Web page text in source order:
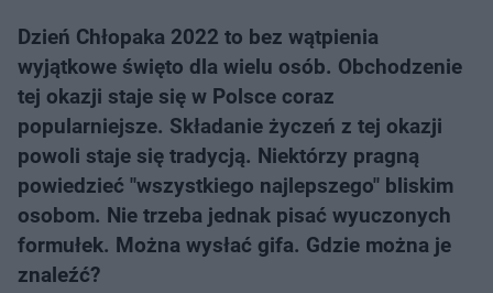
Dzień Chłopaka 2022 to bez wątpienia
wyjątkowe święto dla wielu osób. Obchodzenie
tej okazji staje się w Polsce coraz
popularniejsze. Składanie życzeń z tej okazji
powoli staje się tradycją. Niektórzy pragną
powiedzieć "wszystkiego najlepszego" bliskim
osobom. Nie trzeba jednak pisać wyuczonych
formułek. Można wysłać gifa. Gdzie można je
znaleźć?